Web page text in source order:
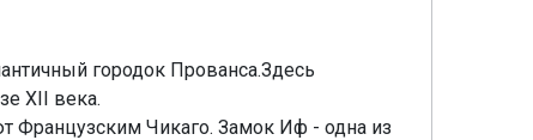
городок Прованса.Здесь
XII века.
Французским Чикаго. Замок Иф - одна из